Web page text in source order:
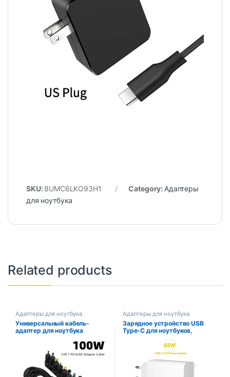
SKU: 8UMC6LKO93H1 Category: Адаптеры
для ноутбука
Related products
Адаптеры для ноутбука
Универсальный кабель-
адаптер для ноутбука
зарядкой USB-C PD для
ноутбуков Lenovo Asus Hp
Acer Geri…
Адаптеры для ноутбука
Зарядное устройство USB
Type-C для ноутбуков,
45/65/20 в, 3,25 А